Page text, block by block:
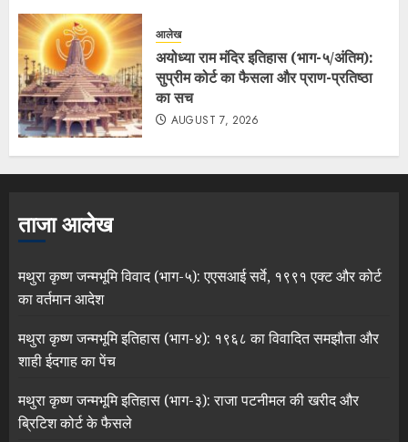
आलेख
अयोध्या राम मंदिर इतिहास (भाग-५/अंतिम):
सुप्रीम कोर्ट का फैसला और प्राण-प्रतिष्ठा
का सच
AUGUST 7, 2026
ताजा आलेख
मथुरा कृष्ण जन्मभूमि विवाद (भाग-५): एएसआई सर्वे, १९९१ एक्ट और कोर्ट
का वर्तमान आदेश
मथुरा कृष्ण जन्मभूमि इतिहास (भाग-४): १९६८ का विवादित समझौता और
शाही ईदगाह का पेंच
मथुरा कृष्ण जन्मभूमि इतिहास (भाग-३): राजा पटनीमल की खरीद और
ब्रिटिश कोर्ट के फैसले